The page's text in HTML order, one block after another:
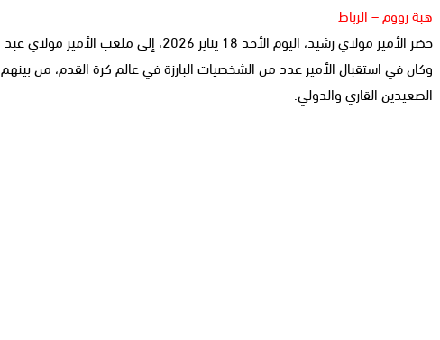
هبة زووم – الرباط
حضر الأمير مولاي رشيد، اليوم الأحد 18 يناير 2026، إلى ملعب الأمير مولاي عبد الله بالرباط لمتابعة النهائي المرتقب بين المنتخب الوطني المغربي ونظيره السنغالي.
وكان في استقبال الأمير عدد من الشخصيات البارزة في عالم كرة القدم، من
الصعيدين القاري والدولي.